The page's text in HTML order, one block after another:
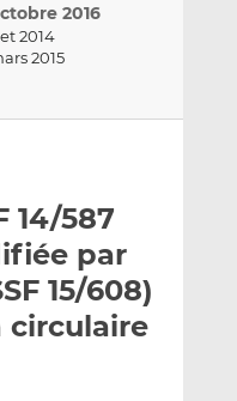
2016
2014
2015
14/587
par
15/608)
circulaire